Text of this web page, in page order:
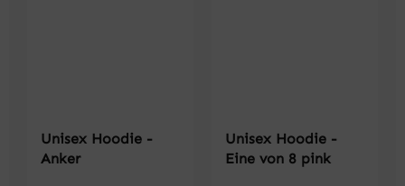
Unisex Hoodie -
Anker
Unisex Hoodie -
Eine von 8 pink